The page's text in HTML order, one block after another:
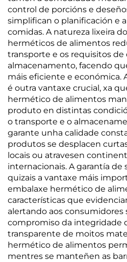
control de porcións e
simplifican o planificación e
comidas. A natureza lixeira
herméticos de alimentos
transporte e os requisitos de
almacenamento, facendo
máis eficiente e económica.
é outra vantaxe crucial, xa
hermético de alimentos
produto en distintas
o transporte e o
garante unha calidade
produtos se desplacen
locais ou atravesen
internacionais. A garantía
quizais a vantaxe máis
embalaxe hermético de
características que
alertando aos consumidores
compromiso da integridade
transparente de moitos
hermético de alimentos
mentres se manteñen as